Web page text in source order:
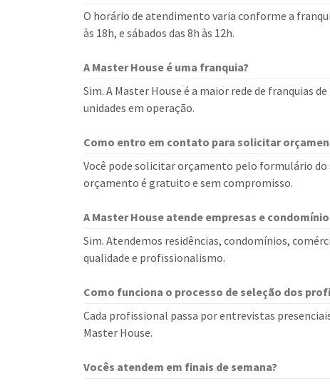
O horário de atendimento varia conforme a
às 18h, e sábados das 8h às 12h.
A Master House é uma franquia?
Sim. A Master House é a maior rede de franquias
unidades em operação.
Como entro em contato para solicitar
Você pode solicitar orçamento pelo formulário do
orçamento é gratuito e sem compromisso.
A Master House atende empresas e
Sim. Atendemos residências, condomínios,
qualidade e profissionalismo.
Como funciona o processo de seleção dos
Cada profissional passa por entrevistas
Master House.
Vocês atendem em finais de semana?